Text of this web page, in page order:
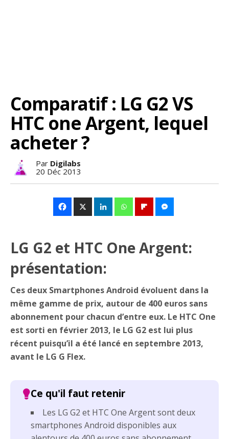
Comparatif : LG G2 VS
HTC one Argent, lequel
acheter ?
Par Digilabs
20 Déc 2013
LG G2 et HTC One Argent:
présentation:
Ces deux Smartphones Android évoluent dans la
même gamme de prix, autour de 400 euros sans
abonnement pour chacun d’entre eux. Le HTC One
est sorti en février 2013, le LG G2 est lui plus
récent puisqu’il a été lancé en septembre 2013,
avant le LG G Flex.
Les LG G2 et HTC One Argent sont deux
smartphones Android disponibles aux